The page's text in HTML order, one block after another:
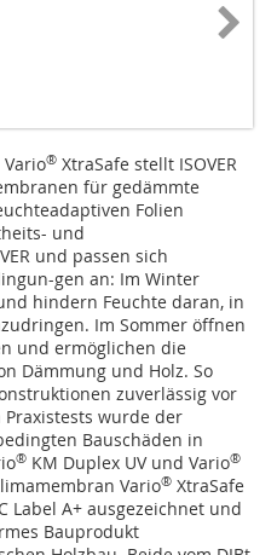
Vario® XtraSafe stellt ISOVER
für gedämmte
Folien
und
und passen sich
gen an: Im Winter
hindern Feuchte daran, in
Im Sommer öffnen
und ermöglichen die
Dämmung und Holz. So
zuverlässig vor
Praxistests wurde der
Bauschäden in
® KM Duplex UV und Vario®
Vario® XtraSafe
Label A+ ausgezeichnet und
Bauprodukt